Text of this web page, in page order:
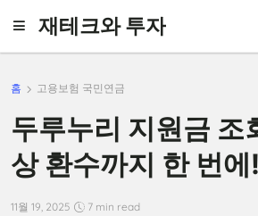
재테크와 투자
홈 고용보험 국민연금
두루누리 지원금 조
상 환수까지 한 번에!
11월 19, 2025 7 min read